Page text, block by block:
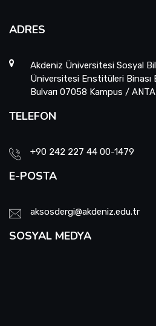
ADRES
Akdeniz Üniversitesi Sosyal
Üniversitesi Enstitüleri Binası
Bulvarı 07058 Kampus /
TELEFON
+90 242 227 44 00-1479
E-POSTA
aksosdergi@akdeniz.edu.tr
SOSYAL MEDYA